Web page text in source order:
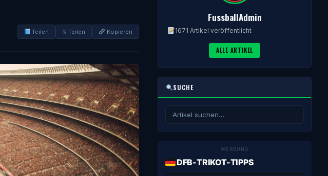
Teilen 𝕏 Teilen Kopieren
FussballAdmin
1671 Artikel veröffentlicht
ALLE ARTIKEL
SUCHE
WERBUNG
DFB-TRIKOT-TIPPS